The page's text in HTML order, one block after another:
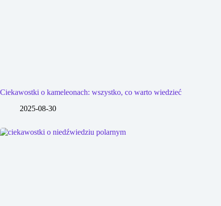
Ciekawostki o kameleonach: wszystko, co warto wiedzieć
2025-08-30